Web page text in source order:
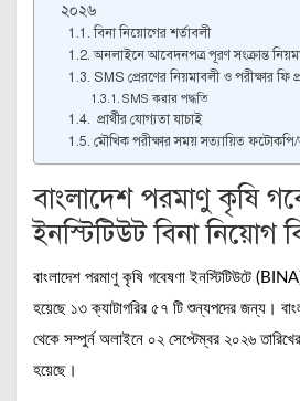
২০২৬
বিনা নিয়োগের শর্তাবলী
অনলাইনে আবেদনপত্র পূরণ সংক্রান্ত
SMS প্রেরণের নিয়মাবলী ও পরীক্ষার ফি
SMS করার পদ্ধতি
প্রার্থীর যোগ্যতা যাচাই
মৌখিক পরীক্ষার সময় সত্যায়িত
বাংলাদেশ পরমাণু কৃষি
ইনস্টিটিউট বিনা নিয়োগ
বাংলাদেশ পরমাণু কৃষি গবেষণা ইনস্টিটিউটে
হয়েছে ১৩ ক্যাটাগরির ৫৭ টি শুন্যপদের জন্য।
থেকে সম্পুর্ন অলাইনে ০২ সেপ্টেম্বর ২০২৬
হয়েছে।